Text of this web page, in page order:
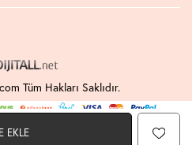
EKLE
Tüm Hakları Saklıdır.